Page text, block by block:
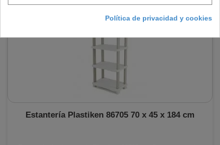
Estantería Plastiken 86705 70 x 45 x 184 cm
Política de privacidad y cookies